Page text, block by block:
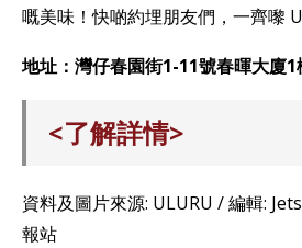
嘅美味！快啲約埋朋友們，一齊嚟
地址：灣仔春園街1-11號春暉大廈1
<了解詳情>
資料及圖片來源: ULURU / 編輯:
報站